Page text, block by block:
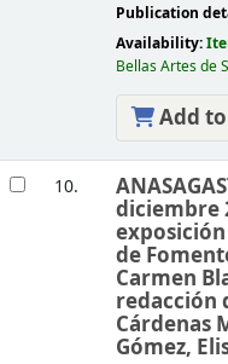
Publication
Availability:
Bellas Artes de
Add
10.
diciembre
de
Carmen
redacción
Cárdenas
Gómez,